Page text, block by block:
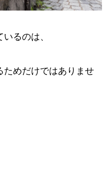
るのは、
ためだけではありませ